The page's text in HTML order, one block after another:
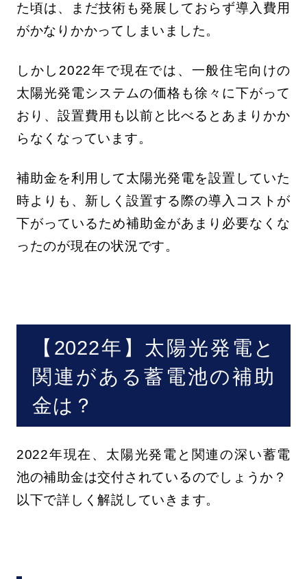
た頃は、まだ技術も発展しておらず導入費用
がかなりかかってしまいました。
しかし2022年で現在では、一般住宅向けの
太陽光発電システムの価格も徐々に下がって
おり、設置費用も以前と比べるとあまりかか
らなくなっています。
補助金を利用して太陽光発電を設置していた
時よりも、新しく設置する際の導入コストが
下がっているため補助金があまり必要なくな
ったのが現在の状況です。
【2022年】太陽光発電と
関連がある蓄電池の補助
金は？
2022年現在、太陽光発電と関連の深い蓄電
池の補助金は交付されているのでしょうか？
以下で詳しく解説していきます。